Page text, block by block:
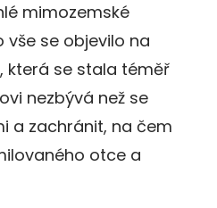
mimozemské
vše se objevilo na
která se stala téměř
nezbývá než se
a zachránit, na čem
otce a